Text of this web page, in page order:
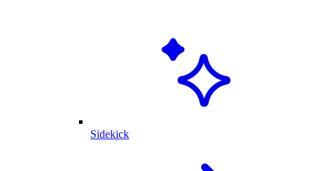
Sidekick